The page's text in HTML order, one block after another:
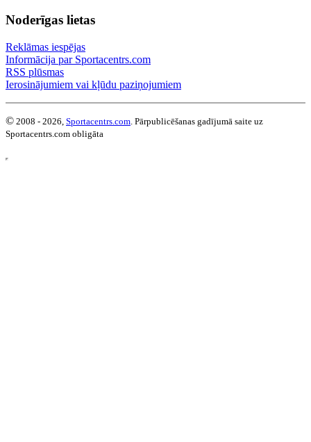
Noderīgas lietas
Reklāmas iespējas
Informācija par Sportacentrs.com
RSS plūsmas
Ierosinājumiem vai kļūdu paziņojumiem
© 2008 - 2026, Sportacentrs.com . Pārpublicēšanas gadījumā saite uz
Sportacentrs.com obligāta